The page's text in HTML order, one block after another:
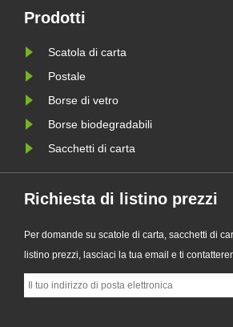
requisiti di imballaggio
Prodotti
Scatola di carta
Postale
Borse di vetro
Borse biodegradabili
Sacchetti di carta
Richiesta di listino prezzi
Per domande su scatole di carta, sacchetti di
listino prezzi, lasciaci la tua email e ti